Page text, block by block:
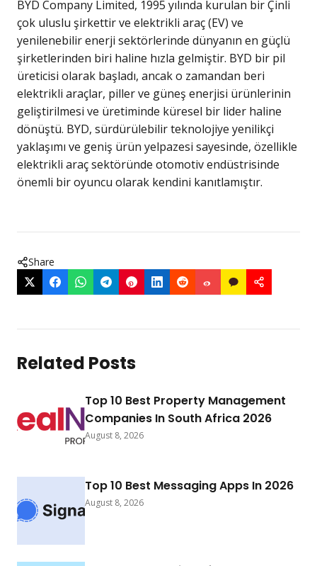
BYD Company Limited, 1995 yılında kurulan bir Çinli
çok uluslu şirkettir ve elektrikli araç (EV) ve
yenilenebilir enerji sektörlerinde dünyanın en güçlü
şirketlerinden biri haline hızla gelmiştir. BYD bir pil
üreticisi olarak başladı, ancak o zamandan beri
elektrikli araçlar, piller ve güneş enerjisi ürünlerinin
geliştirilmesi ve üretiminde küresel bir lider haline
dönüştü. BYD, sürdürülebilir teknolojiye yenilikçi
yaklaşımı ve geniş ürün yelpazesi sayesinde, özellikle
elektrikli araç sektöründe otomotiv endüstrisinde
önemli bir oyuncu olarak kendini kanıtlamıştır.
Share
Related Posts
Top 10 Best Property Management
Companies In South Africa 2026
August 8, 2026
Top 10 Best Messaging Apps In 2026
August 8, 2026